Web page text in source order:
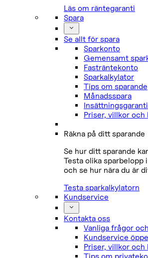
Läs om räntegaranti
Spara
Se allt för spara
Sparkonto
Gemensamt
Fasträntekonto
Sparkalkylator
Tips om sparande
Månadsspara
Insättningsgaranti
Priser, villkor
Räkna på ditt sparande
Se hur ditt sparande
Testa olika sparbelopp
och se hur nära du är
Testa sparkalkylatorn
Kundservice
Kontakta oss
Vanliga frågor
Kundservice
Priser, villkor